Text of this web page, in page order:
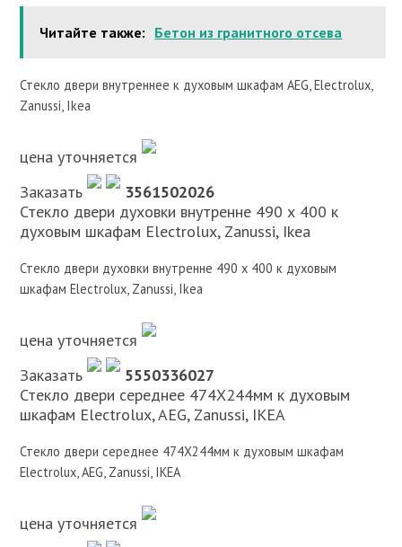
Читайте также: Бетон из гранитного отсева
Стекло двери внутреннее к духовым шкафам AEG, Electrolux,
Zanussi, Ikea
цена уточняется
Заказать
3561502026
Стекло двери духовки внутренне 490 х 400 к
духовым шкафам Electrolux, Zanussi, Ikea
Стекло двери духовки внутренне 490 х 400 к духовым
шкафам Electrolux, Zanussi, Ikea
цена уточняется
Заказать
5550336027
Стекло двери середнее 474X244мм к духовым
шкафам Electrolux, AEG, Zanussi, IKEA
Стекло двери середнее 474X244мм к духовым шкафам
Electrolux, AEG, Zanussi, IKEA
цена уточняется